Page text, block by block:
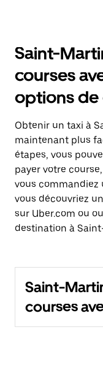
Saint-
courses
options
Obtenir un taxi à
maintenant plus
étapes, vous
payer votre
vous commandiez
vous découvriez
sur Uber.com ou
destination à
Saint-
courses